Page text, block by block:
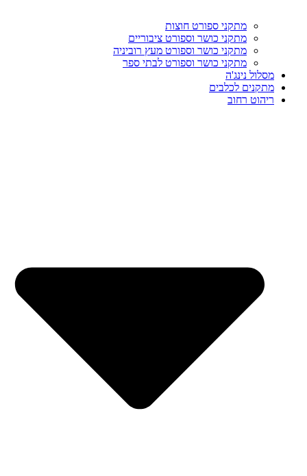
מתקני ספורט חוצות
מתקני כושר וספורט ציבוריים
מתקני כושר וספורט מעץ רוביניה
מתקני כושר וספורט לבתי ספר
מסלול נינג'ה
מתקנים לכלבים
ריהוט רחוב